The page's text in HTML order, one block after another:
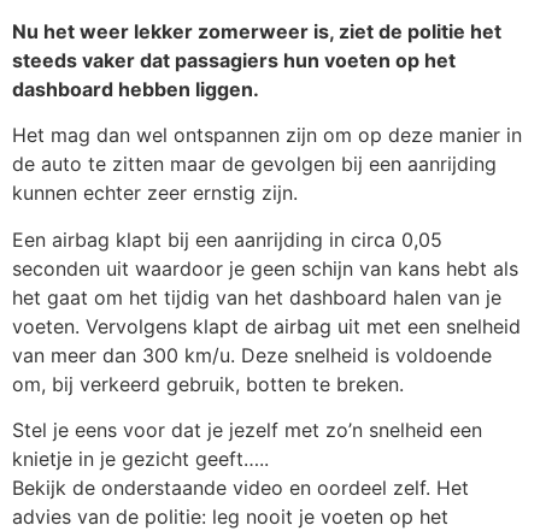
Nu het weer lekker zomerweer is, ziet de politie het
steeds vaker dat passagiers hun voeten op het
dashboard hebben liggen.
Het mag dan wel ontspannen zijn om op deze manier in
de auto te zitten maar de gevolgen bij een aanrijding
kunnen echter zeer ernstig zijn.
Een airbag klapt bij een aanrijding in circa 0,05
seconden uit waardoor je geen schijn van kans hebt als
het gaat om het tijdig van het dashboard halen van je
voeten. Vervolgens klapt de airbag uit met een snelheid
van meer dan 300 km/u. Deze snelheid is voldoende
om, bij verkeerd gebruik, botten te breken.
Stel je eens voor dat je jezelf met zo’n snelheid een
knietje in je gezicht geeft…..
Bekijk de onderstaande video en oordeel zelf. Het
advies van de politie: leg nooit je voeten op het